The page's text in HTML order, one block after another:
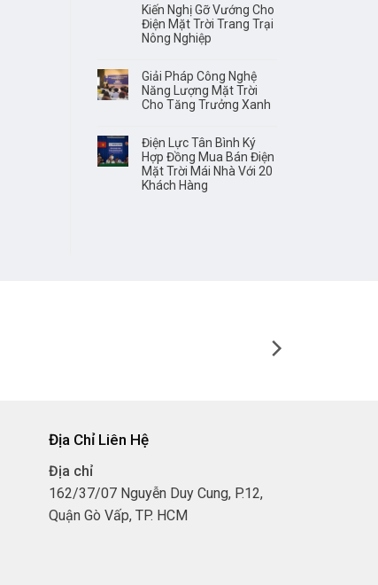
Kiến Nghị Gỡ Vướng Cho
Điện Mặt Trời Trang Trại
Nông Nghiệp
Giải Pháp Công Nghệ
Năng Lượng Mặt Trời
Cho Tăng Trưởng Xanh
Điện Lực Tân Bình Ký
Hợp Đồng Mua Bán Điện
Mặt Trời Mái Nhà Với 20
Khách Hàng
Địa Chỉ Liên Hệ
Địa chỉ
162/37/07 Nguyễn Duy Cung, P.12,
Quận Gò Vấp, TP. HCM